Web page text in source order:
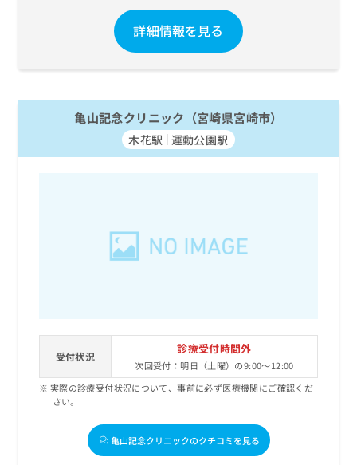
詳細情報を見る
亀山記念クリニック（宮崎県宮崎市）
木花駅 運動公園駅
受付状況
診療受付時間外
次回受付：明日（土曜）の9:00～12:00
実際の診療受付状況について、事前に必ず医療機関にご確認くだ
さい。
亀山記念クリニックのクチコミを見る